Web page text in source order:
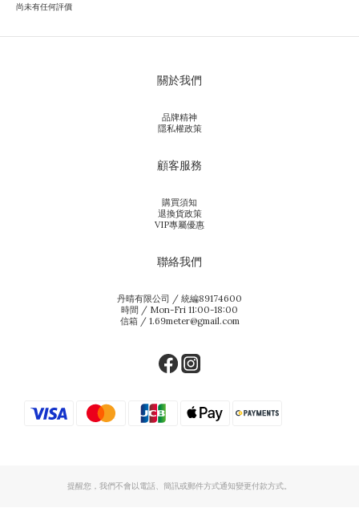
尚未有任何評價
關於我們
品牌精神
隱私權政策
顧客服務
購買須知
退換貨政策
VIP專屬優惠
聯絡我們
丹晴有限公司 / 統編89174600
時間 / Mon-Fri 11:00-18:00
信箱 / 1.69meter@gmail.com
提醒您，我們不會以電話、簡訊或郵件方式通知變更付款方式。